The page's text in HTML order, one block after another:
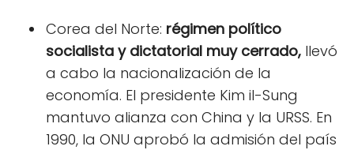
Corea del Norte: régimen político
socialista y dictatorial muy cerrado, llevó
a cabo la nacionalización de la
economía. El presidente Kim il-Sung
mantuvo alianza con China y la URSS. En
1990, la ONU aprobó la admisión del país